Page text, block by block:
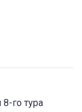
го тура